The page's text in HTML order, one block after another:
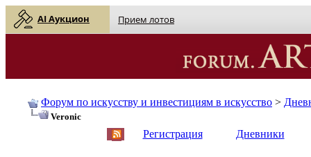
AI Аукцион Прием лотов
Форум по искусству и инвестициям в искусство >
Veronic
Регистрация Дневники